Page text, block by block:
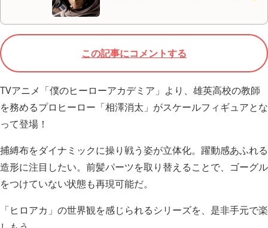
この記事にコメントする
TVアニメ「僕のヒーローアカデミア」より、雄英高校の教師
を務めるプロヒーロー「相澤消太」がスケールフィギュアとな
って登場！
捕縛布をダイナミックに操り戦う姿が立体化。躍動感あふれる
造形に注目したい。前髪パーツを取り替えることで、ゴーグル
をつけていない状態も再現可能だ。
「ヒロアカ」の世界観を感じられるシリーズを、是非手元で楽